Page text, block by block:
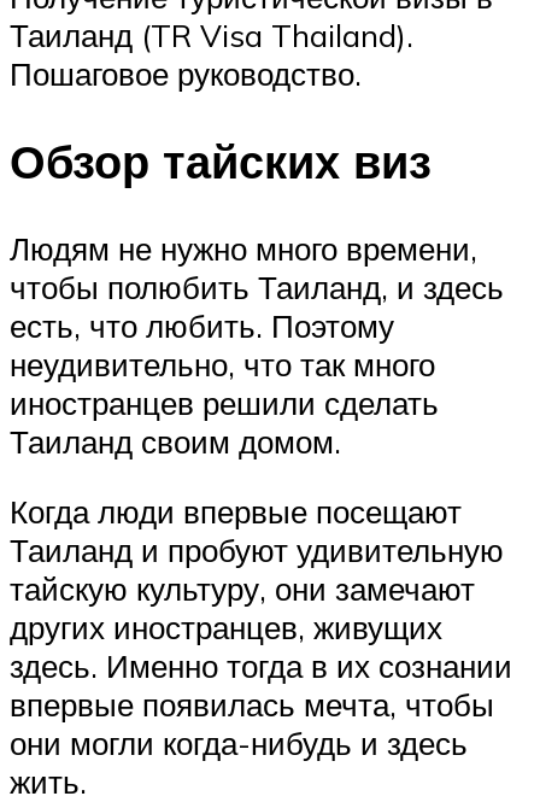
Таиланд (TR Visa Thailand).
Пошаговое руководство.
Обзор тайских виз
Людям не нужно много времени,
чтобы полюбить Таиланд, и здесь
есть, что любить. Поэтому
неудивительно, что так много
иностранцев решили сделать
Таиланд своим домом.
Когда люди впервые посещают
Таиланд и пробуют удивительную
тайскую культуру, они замечают
других иностранцев, живущих
здесь. Именно тогда в их сознании
впервые появилась мечта, чтобы
они могли когда-нибудь и здесь
жить.